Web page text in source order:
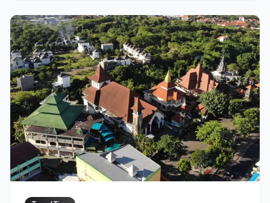
pencakar langit kota yang modis, panduan ini memastikan
Anda memesan seperti ahli lokal.